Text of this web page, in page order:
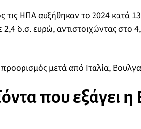
τις ΗΠΑ αυξήθηκαν το 2024 κατά
δισ. ευρώ, αντιστοιχώντας στο
μετά από Ιταλία,
που εξάγει η